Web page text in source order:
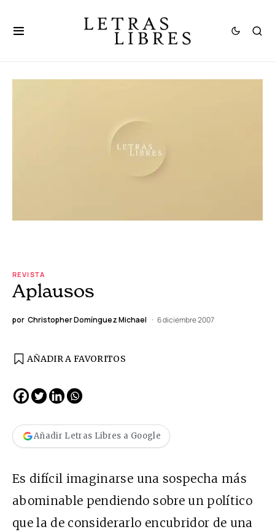
REVISTA
Aplausos
por Christopher Domínguez Michael 6 diciembre 2007
AÑADIR A FAVORITOS
Añadir Letras Libres a Google
Es difícil imaginarse una sospecha más
abominable pendiendo sobre un político
que la de considerarlo encubridor de una